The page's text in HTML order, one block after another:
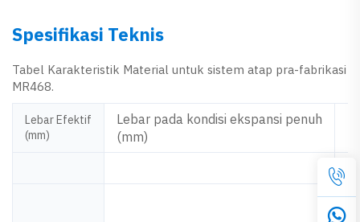
Spesifikasi Teknis
Tabel Karakteristik Material untuk sistem atap pra-fabrikasi
MR468.
Lebar Efektif
(mm)
Lebar pada kondisi ekspansi penuh
(mm)